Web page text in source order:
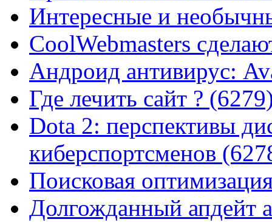
Интересные и
CoolWebmasters
Андроид антивирус:
Где лечить сайт ?
Dota 2: перспективы
киберспортсменов
Поисковая
Долгожданный апдейт